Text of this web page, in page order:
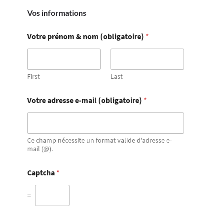
Vos informations
Votre prénom & nom (obligatoire) *
First Last
Votre adresse e-mail (obligatoire) *
Ce champ nécessite un format valide d'adresse e-
mail (@).
Captcha *
=